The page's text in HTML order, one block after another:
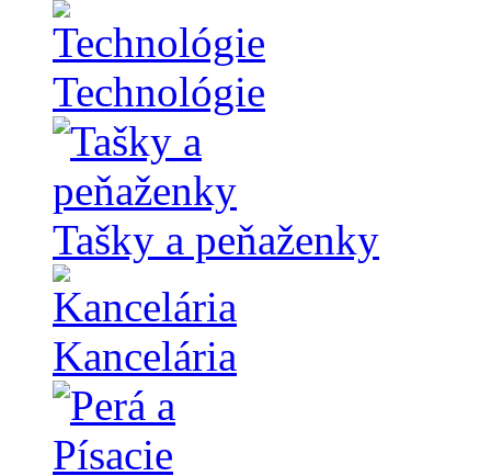
Technológie
Tašky a peňaženky
Kancelária